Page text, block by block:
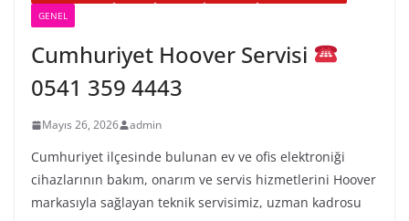
GENEL
Cumhuriyet Hoover Servisi
0541 359 4443
Mayıs 26, 2026 admin
Cumhuriyet ilçesinde bulunan ev ve ofis elektroniği
cihazlarının bakım, onarım ve servis hizmetlerini Hoover
markasıyla sağlayan teknik servisimiz, uzman kadrosu